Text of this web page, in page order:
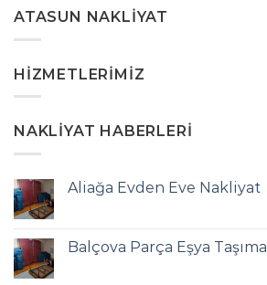
ATASUN NAKLIYAT
HIZMETLERIMIZ
NAKLIYAT HABERLERI
Aliağa Evden Eve Nakliyat
Balçova Parça Eşya Taşıma